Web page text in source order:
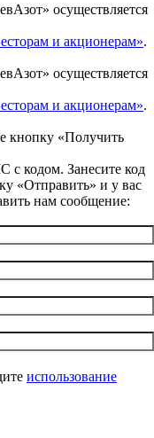
осуществляется
и акционерам».
осуществляется
и акционерам».
кнопку «Получить
с кодом. Занесите код
«Отправить» и у вас
нам сообщение:
использование